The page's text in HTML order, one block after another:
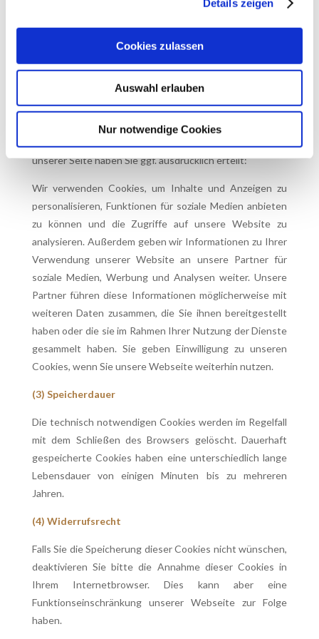
Details zeigen
Cookies zulassen
Auswahl erlauben
Nur notwendige Cookies
dienen. Andere Cookies bleiben dauerhaft und erkennen
Benutzerfreundlichkeit der Webseite zu erhöhen.
(2) Rechtsgrundlage
DSGVO.
unserer Seite haben Sie ggf. ausdrücklich erteilt:
Wir verwenden Cookies, um Inhalte und Anzeigen zu
personalisieren, Funktionen für soziale Medien anbieten
zu können und die Zugriffe auf unsere Website zu
analysieren. Außerdem geben wir Informationen zu Ihrer
Verwendung unserer Website an unsere Partner für
soziale Medien, Werbung und Analysen weiter. Unsere
Partner führen diese Informationen möglicherweise mit
weiteren Daten zusammen, die Sie ihnen bereitgestellt
haben oder die sie im Rahmen Ihrer Nutzung der Dienste
gesammelt haben. Sie geben Einwilligung zu unseren
Cookies, wenn Sie unsere Webseite weiterhin nutzen.
(3) Speicherdauer
Die technisch notwendigen Cookies werden im Regelfall
mit dem Schließen des Browsers gelöscht. Dauerhaft
gespeicherte Cookies haben eine unterschiedlich lange
Lebensdauer von einigen Minuten bis zu mehreren
Jahren.
(4) Widerrufsrecht
Falls Sie die Speicherung dieser Cookies nicht wünschen,
deaktivieren Sie bitte die Annahme dieser Cookies in
Ihrem Internetbrowser. Dies kann aber eine
Funktionseinschränkung unserer Webseite zur Folge
haben.